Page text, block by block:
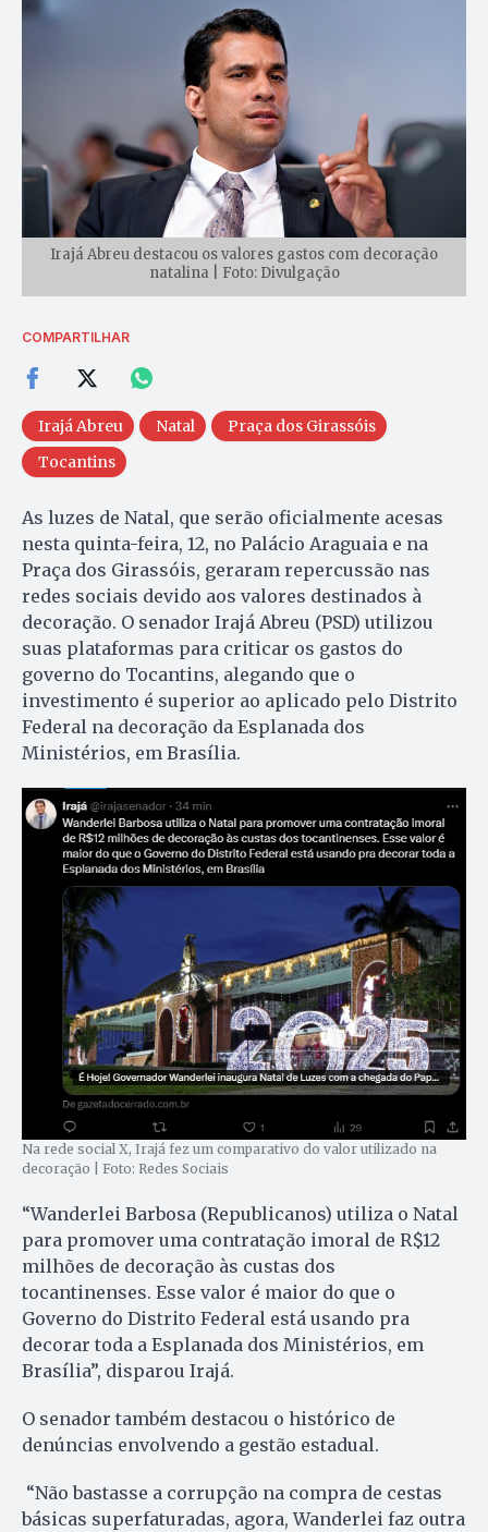
Irajá Abreu destacou os valores gastos com decoração
natalina | Foto: Divulgação
COMPARTILHAR
Irajá Abreu Natal
Praça dos Girassóis
Tocantins
As luzes de Natal, que serão oficialmente acesas
nesta quinta-feira, 12, no Palácio Araguaia e na
Praça dos Girassóis, geraram repercussão nas
redes sociais devido aos valores destinados à
decoração. O senador Irajá Abreu (PSD) utilizou
suas plataformas para criticar os gastos do
governo do Tocantins, alegando que o
investimento é superior ao aplicado pelo Distrito
Federal na decoração da Esplanada dos
Ministérios, em Brasília.
Na rede social X, Irajá fez um comparativo do valor utilizado na
decoração | Foto: Redes Sociais
“Wanderlei Barbosa (Republicanos) utiliza o Natal
para promover uma contratação imoral de R$12
milhões de decoração às custas dos
tocantinenses. Esse valor é maior do que o
Governo do Distrito Federal está usando pra
decorar toda a Esplanada dos Ministérios, em
Brasília”, disparou Irajá.
O senador também destacou o histórico de
denúncias envolvendo a gestão estadual.
“Não bastasse a corrupção na compra de cestas
básicas superfaturadas, agora, Wanderlei faz outra